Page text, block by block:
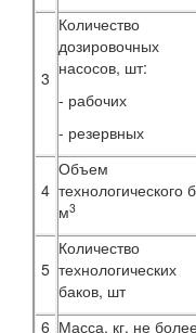
3
Количество
дозировочных
насосов, шт:
- рабочих
- резервных
4
Объем
технологического
м3
5
Количество
технологических
баков, шт
6 Масса, кг, не